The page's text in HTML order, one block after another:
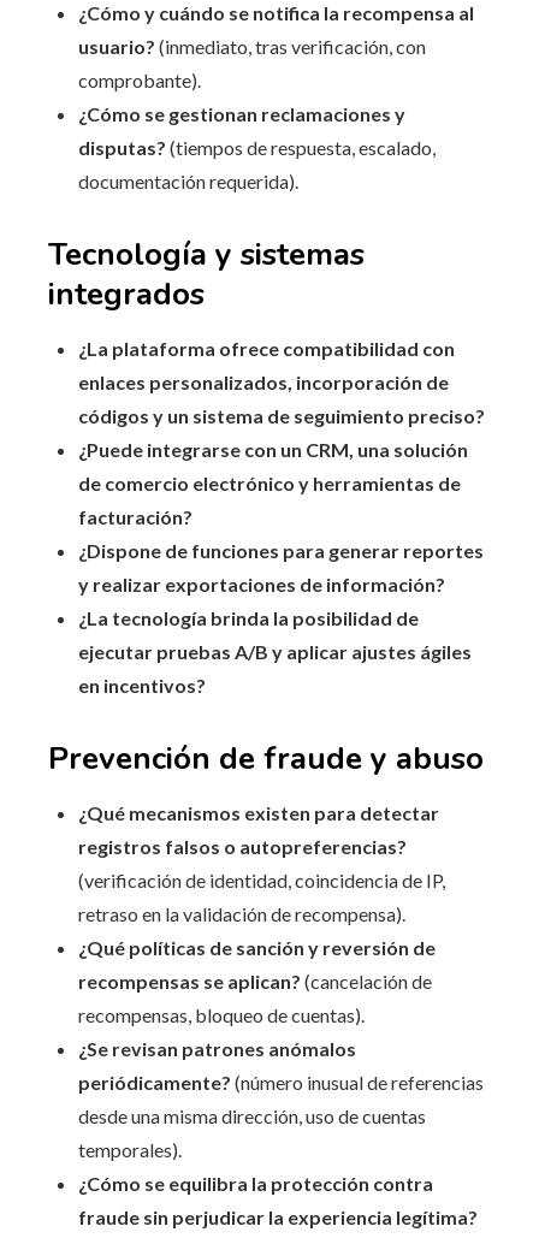
¿Cómo y cuándo se notifica la recompensa al
usuario? (inmediato, tras verificación, con
comprobante).
¿Cómo se gestionan reclamaciones y
disputas? (tiempos de respuesta, escalado,
documentación requerida).
Tecnología y sistemas
integrados
¿La plataforma ofrece compatibilidad con
enlaces personalizados, incorporación de
códigos y un sistema de seguimiento preciso?
¿Puede integrarse con un CRM, una solución
de comercio electrónico y herramientas de
facturación?
¿Dispone de funciones para generar reportes
y realizar exportaciones de información?
¿La tecnología brinda la posibilidad de
ejecutar pruebas A/B y aplicar ajustes ágiles
en incentivos?
Prevención de fraude y abuso
¿Qué mecanismos existen para detectar
registros falsos o autopreferencias?
(verificación de identidad, coincidencia de IP,
retraso en la validación de recompensa).
¿Qué políticas de sanción y reversión de
recompensas se aplican? (cancelación de
recompensas, bloqueo de cuentas).
¿Se revisan patrones anómalos
periódicamente? (número inusual de referencias
desde una misma dirección, uso de cuentas
temporales).
¿Cómo se equilibra la protección contra
fraude sin perjudicar la experiencia legítima?